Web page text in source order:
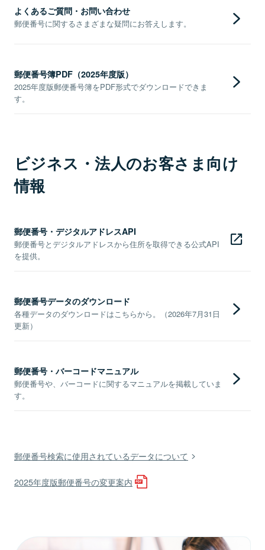
よくあるご質問・お問い合わせ
郵便番号に関するさまざまな疑問にお答えします。
郵便番号簿PDF（2025年度版）
2025年度版郵便番号簿をPDF形式でダウンロードできま
す。
ビジネス・法人のお客さま向け
情報
郵便番号・デジタルアドレスAPI
郵便番号とデジタルアドレスから住所を取得できる公式API
を提供。
郵便番号データのダウンロード
各種データのダウンロードはこちらから。（2026年7月31日
更新）
郵便番号・バーコードマニュアル
郵便番号や、バーコードに関するマニュアルを掲載していま
す。
郵便番号検索に使用されているデータについて
2025年度版郵便番号の変更案内